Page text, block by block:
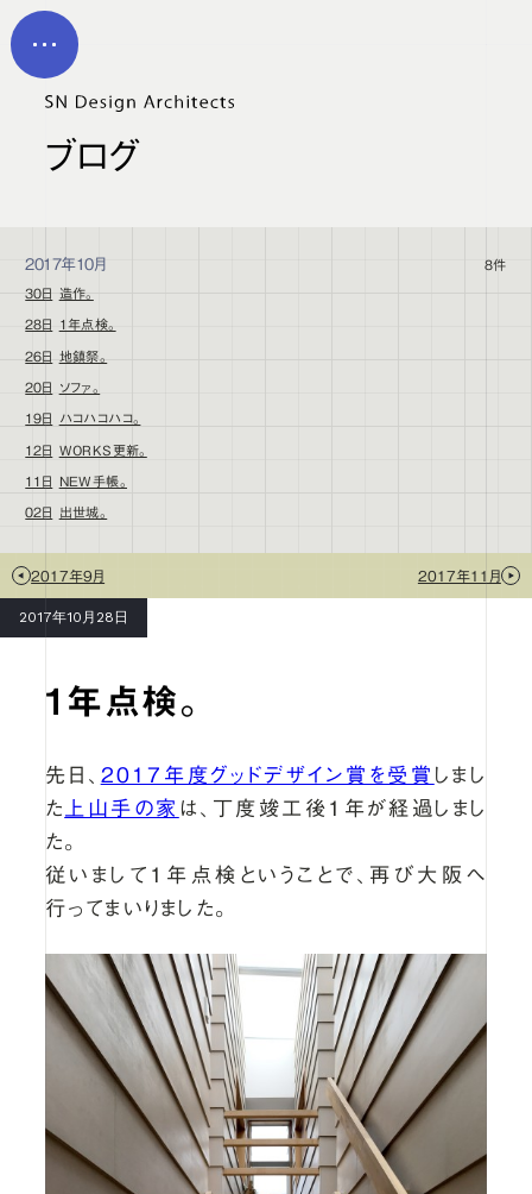
メイン コンテンツにスキップ
MEN
ブログ
2017年10月 8件
30日 造作。
28日 1年点検。
26日 地鎮祭。
20日 ソファ。
19日 ハコハコハコ。
12日 WORKS更新。
11日 NEW手帳。
02日 出世城。
2017年9月 2017年11月
2017年10月28日
1年点検。
先日、 2017年度グッドデザイン賞を受賞 しまし
た 上山手の家 は、丁度竣工後１年が経過しまし
た。
従いまして１年点検ということで、再び大阪へ
行ってまいりました。